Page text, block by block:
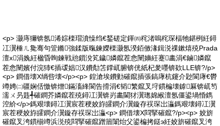
<p> 灏庤獮锛氬浠婃檪瑁濆懆绉€鍫磋定鍕㈣秺渚嗚秺琛楅牠鍖栵紝鐞
冮瀷棰ㄦ毚骞句箮鏅強鍒版暣鍊嬫檪灏氬湀銆傚湪鍓涚祼鏉熺殑Prada
澶х涓婏紝楹昏眴鍊戦兘鎻涗笂鐬嫾鑹茬悆闉嬶紝蹇畵涓€鏀嫾鑹
茬悆闉嬪付浣犻€插叆娼汉鐨勪笘鐣屼腑锛侊紙杞夎嚜锛欵LLE锛?/p>
<p> 鐧借壊X绱呰壊</p><p> 鍠滄埃鐨勭磪鑹插張鎬庨杭鑳介尟閬庨€欎
竴娉㈡疆娴佸憿锛熷鏋滀綘閬告搰涓€韬繁鑹叉垨鏆楄壊鎼厤锛屼笉
濡ㄨ叧韪╃磪鐧芥嫾鑹茬殑鐞冮瀷锛岃畵閫犲瀷璁婂緱澶氬僵鍙堝惛鐫
涳紒</p>鎷艰壊鐞冮瀷宸茬稉姣斿皬鐧介瀷鏇存祦琛岀灜鎷艰壊鐞冮瀷
宸茬稉姣斿皬鐧介瀷鏇存祦琛岀灜<p> 鐧借壊X閰掔磪鑹?/p><p> 姣旂
磪鑹叉洿鏆椾竴浜涚殑閰掔磪鑹蹭篃闈炲父鍙楄拷鎹э紝姣旂磪鑹叉洿